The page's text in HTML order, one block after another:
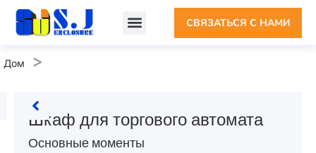
СВЯЗАТЬСЯ С НАМИ
Дом >
Шкаф для торгового автомата
Основные моменты